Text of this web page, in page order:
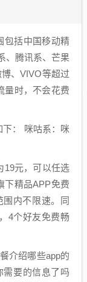
包括中国移动精
、腾讯系、芒果
、VIVO等超过
量时，不会花费
下： 咪咕系：咪
19元，可以任选
下精品APP免费
内不限速。同
4个好友免费畅
介绍哪些app的
要的信息了吗